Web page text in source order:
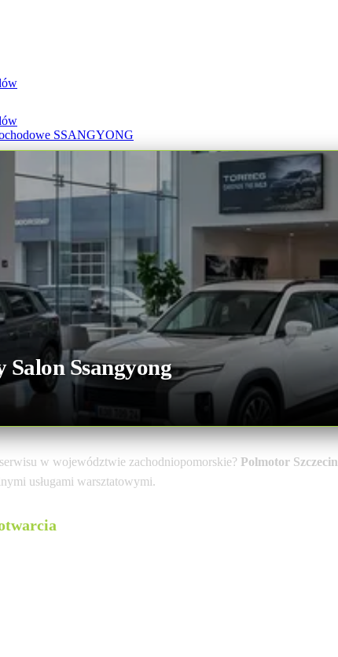
SSANGYONG
Ssangyong
w województwie zachodniopomorskie? Polmotor Szczecin
usługami warsztatowymi.